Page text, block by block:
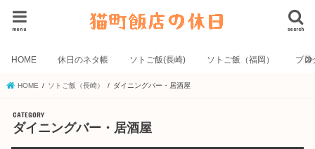
search
menu
HOME 休日のネタ帳 ソトご飯(長崎) ソトご飯（福岡） ブロ
HOME ソトご飯（長崎） ダイニングバー・居酒屋
ダイニングバー・居酒屋